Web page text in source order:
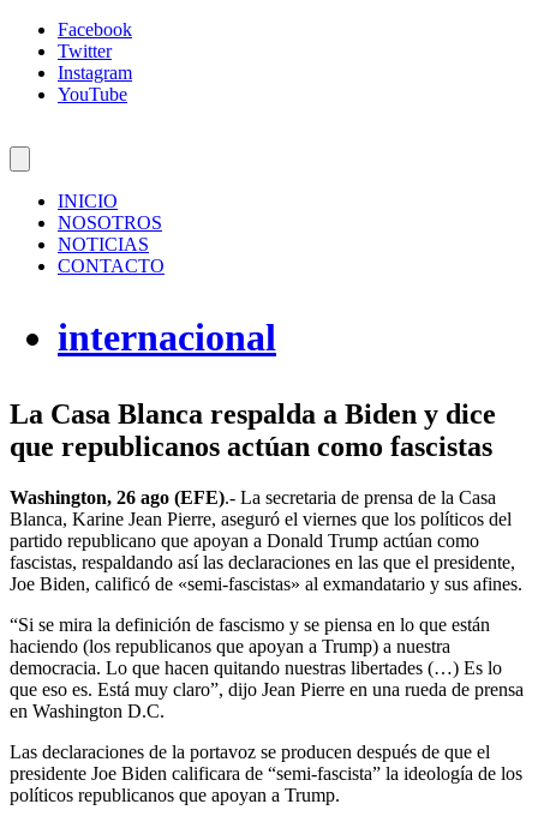
Facebook
Twitter
Instagram
YouTube
INICIO
NOSOTROS
NOTICIAS
CONTACTO
internacional
La Casa Blanca respalda a Biden y dice
que republicanos actúan como fascistas
Washington, 26 ago (EFE).- La secretaria de prensa de la Casa
Blanca, Karine Jean Pierre, aseguró el viernes que los políticos del
partido republicano que apoyan a Donald Trump actúan como
fascistas, respaldando así las declaraciones en las que el presidente,
Joe Biden, calificó de «semi-fascistas» al exmandatario y sus afines.
“Si se mira la definición de fascismo y se piensa en lo que están
haciendo (los republicanos que apoyan a Trump) a nuestra
democracia. Lo que hacen quitando nuestras libertades (…) Es lo
que eso es. Está muy claro”, dijo Jean Pierre en una rueda de prensa
en Washington D.C.
Las declaraciones de la portavoz se producen después de que el
presidente Joe Biden calificara de “semi-fascista” la ideología de los
políticos republicanos que apoyan a Trump.